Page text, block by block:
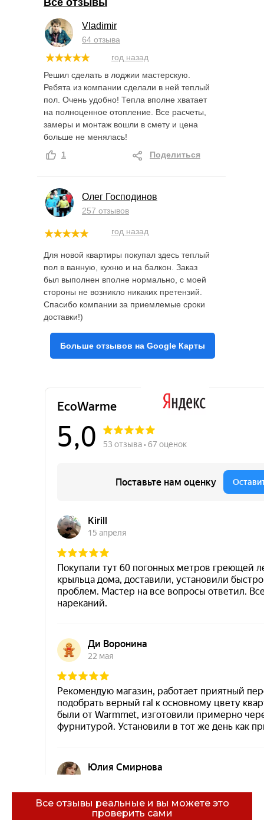
год назад
Vladimir
64 отзыва
Все отзывы
Решил сделать в лоджии мастерскую.
Ребята из компании сделали в ней теплый
пол. Очень удобно! Тепла вполне хватает
на полноценное отопление. Все расчеты,
замеры и монтаж вошли в смету и цена
больше не менялась!
1
Поделиться
год назад
Олег Господинов
257 отзывов
Для новой квартиры покупал здесь теплый
пол в ванную, кухню и на балкон. Заказ
был выполнен вполне нормально, с моей
стороны не возникло никаких претензий.
Спасибо компании за приемлемые сроки
доставки!)
Больше отзывов на Google Карты
Все отзывы реальные и вы можете это
проверить сами